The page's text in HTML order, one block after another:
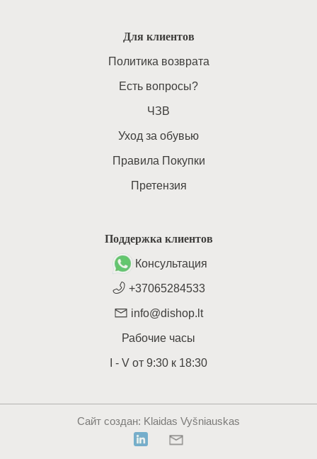
Для клиентов
Политика возврата
Есть вопросы?
ЧЗВ
Уход за обувью
Правила Покупки
Претензия
Поддержка клиентов
Консультация
+37065284533
info@dishop.lt
Рабочие часы
I - V от 9:30 к 18:30
Сайт создан: Klaidas Vyšniauskas